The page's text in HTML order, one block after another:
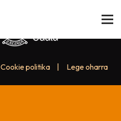
Cookie politika Lege oharra